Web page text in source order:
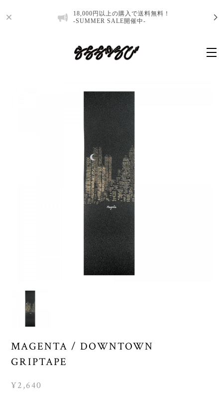
18,000円以上の購入で送料無料！
-SUMMER SALE開催中-
MAGENTA / DOWNTOWN
GRIPTAPE
¥2,640